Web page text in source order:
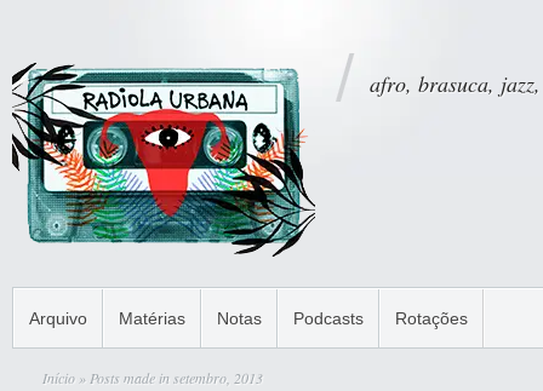
afro, brasuca,
Arquivo Matérias Notas Podcasts Rotações
Início » Posts made in setembro, 2013